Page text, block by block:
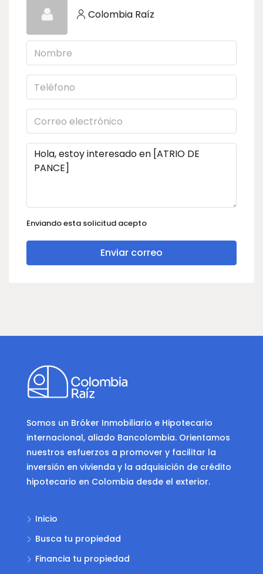
Colombia Raíz
Enviando esta solicitud acepto
Enviar correo
Somos un Bróker Inmobiliario e Hipotecario
internacional, aliado Bancolombia. Orientamos
nuestros esfuerzos a promover y facilitar la
inversión en vivienda y la adquisición de crédito
hipotecario en Colombia desde el exterior.
Inicio
Busca tu propiedad
Financia tu propiedad